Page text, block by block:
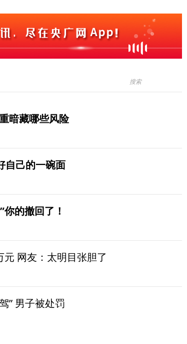
暗藏哪些风险
自己的一碗面
的撤回了！
元 网友：太明目张胆了
” 男子被处罚